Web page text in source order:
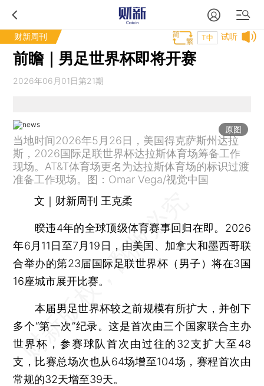
财新周刊 试听
T中
前瞻｜男足世界杯即将开赛
2026年06月01日第21期
原图
当地时间2026年5月26日，美国得克萨斯州达拉
斯，2026国际足联世界杯达拉斯体育场筹备工作
现场。AT&T体育场更名为达拉斯体育场的标识过渡
准备工作现场。图：Omar Vega/视觉中国
文｜财新周刊 王克柔
暌违4年的全球顶级体育赛事回归在即。2026
年6月11日至7月19日，由美国、加拿大和墨西哥联
合举办的第23届国际足联世界杯（男子）将在3国
16座城市展开比赛。
本届男足世界杯较之前规模有所扩大，并创下
多个“第一次”纪录。这是首次由三个国家联合主办
世界杯，参赛球队首次由过往的32支扩大至48
支，比赛总场次也从64场增至104场，赛程首次由
常规的32天增至39天。